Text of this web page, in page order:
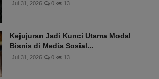
Jul 31, 2026 0 13
Kejujuran Jadi Kunci Utama Modal
Bisnis di Media Sosial...
Jul 31, 2026 0 13